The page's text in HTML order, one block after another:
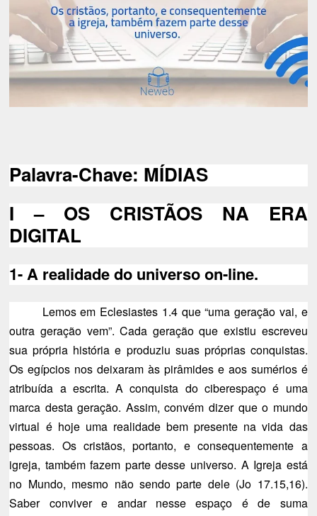
Palavra-Chave: MÍDIAS
I – OS CRISTÃOS NA ERA
DIGITAL
1- A realidade do universo on-line.
Lemos em Eclesiastes 1.4 que “uma geração vai, e
outra geração vem”. Cada geração que existiu escreveu
sua própria história e produziu suas próprias conquistas.
Os egípcios nos deixaram às pirâmides e aos sumérios é
atribuída a escrita. A conquista do ciberespaço é uma
marca desta geração. Assim, convém dizer que o mundo
virtual é hoje uma realidade bem presente na vida das
pessoas. Os cristãos, portanto, e consequentemente a
igreja, também fazem parte desse universo. A Igreja está
no Mundo, mesmo não sendo parte dele (Jo 17.15,16).
Saber conviver e andar nesse espaço é de suma